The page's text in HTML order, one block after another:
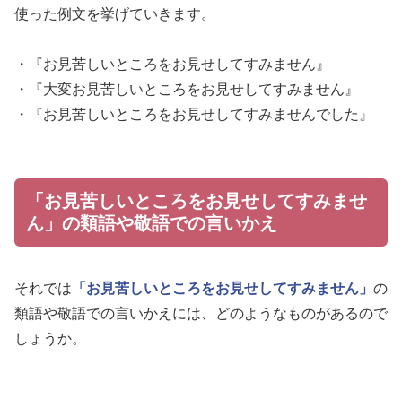
使った例文を挙げていきます。
・『お見苦しいところをお見せしてすみません』
・『大変お見苦しいところをお見せしてすみません』
・『お見苦しいところをお見せしてすみませんでした』
「お見苦しいところをお見せしてすみませ
ん」の類語や敬語での言いかえ
それでは 「お見苦しいところをお見せしてすみません」 の
類語や敬語での言いかえには、どのようなものがあるので
しょうか。